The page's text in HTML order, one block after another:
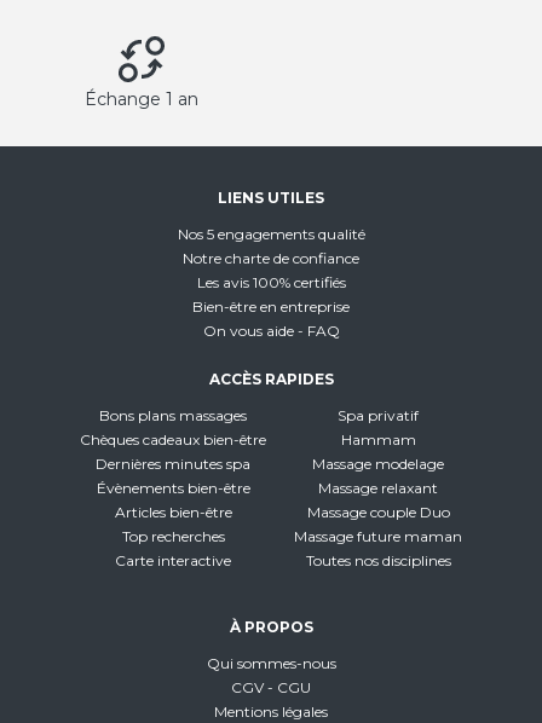
Échange 1 an
LIENS UTILES
Nos 5 engagements qualité
Notre charte de confiance
Les avis 100% certifiés
Bien-être en entreprise
On vous aide - FAQ
ACCÈS RAPIDES
Bons plans massages
Chèques cadeaux bien-être
Dernières minutes spa
Évènements bien-être
Articles bien-être
Top recherches
Carte interactive
Spa privatif
Hammam
Massage modelage
Massage relaxant
Massage couple Duo
Massage future maman
Toutes nos disciplines
À PROPOS
Qui sommes-nous
CGV - CGU
Mentions légales